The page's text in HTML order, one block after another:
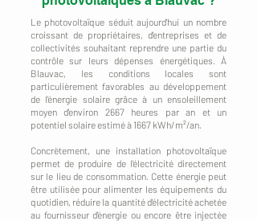
Le photovoltaïque séduit aujourd'hui un nombre
croissant de propriétaires, d'entreprises et de
collectivités souhaitant reprendre une partie du
contrôle sur leurs dépenses énergétiques. À
Blauvac, les conditions locales sont
particulièrement favorables au développement
de l'énergie solaire grâce à un ensoleillement
moyen d'environ 2667 heures par an et un
potentiel solaire estimé à 1667 kWh/m²/an.
Concrètement, une installation photovoltaïque
permet de produire de l'électricité directement
sur le lieu de consommation. Cette énergie peut
être utilisée pour alimenter les équipements du
quotidien, réduire la quantité d'électricité achetée
au fournisseur d'énergie ou encore être injectée